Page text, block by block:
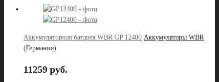
Аккумуляторная батарея WBR GP 12400 Аккумуляторы WBR
(Германия)
11259 руб.